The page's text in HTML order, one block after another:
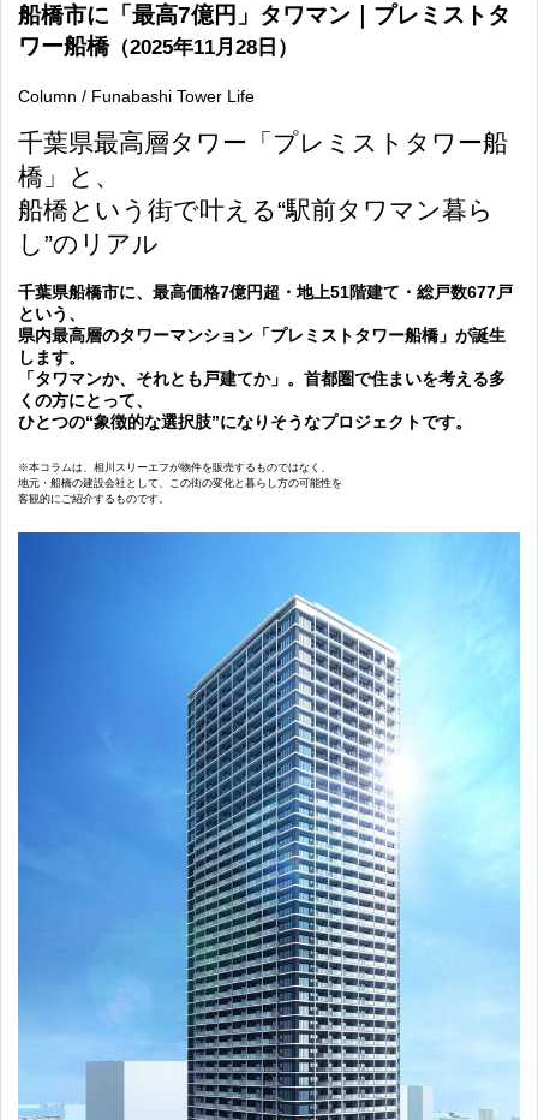
船橋市に「最高7億円」タワマン｜プレミストタ
ワー船橋（2025年11月28日）
Column / Funabashi Tower Life
千葉県最高層タワー「プレミストタワー船
橋」と、
船橋という街で叶える“駅前タワマン暮ら
し”のリアル
千葉県船橋市に、最高価格7億円超・地上51階建て・総戸数677戸
という、
県内最高層のタワーマンション「プレミストタワー船橋」が誕生
します。
「タワマンか、それとも戸建てか」。首都圏で住まいを考える多
くの方にとって、
ひとつの“象徴的な選択肢”になりそうなプロジェクトです。
※本コラムは、相川スリーエフが物件を販売するものではなく、
地元・船橋の建設会社として、この街の変化と暮らし方の可能性を
客観的にご紹介するものです。